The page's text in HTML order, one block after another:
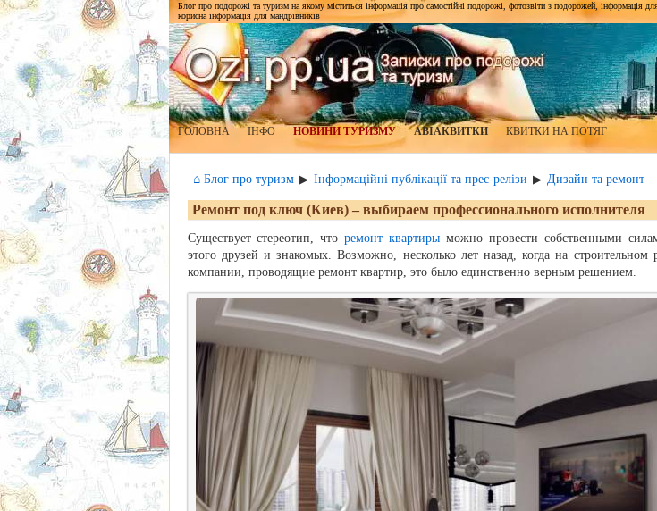
Блог про подорожі та туризм на якому міститься інформація про самостійні подорожі, фотозвіти з подорожей, інформація
корисна інформація для мандрівників
ГОЛОВНА ІНФО НОВИНИ ТУРИЗМУ АВІАКВИТКИ КВИТКИ НА ПОТЯГ
⌂ Блог про туризм ▶ Інформаційні публікації та прес-релізи ▶ Дизайн та ремонт
Ремонт под ключ (Киев) – выбираем профессионального исполнителя
Существует стереотип, чторемонт квартиры можно провести собственными
этого друзей и знакомых. Возможно, несколько лет назад, когда на
компании, проводящие ремонт квартир, это было единственно верным решением.